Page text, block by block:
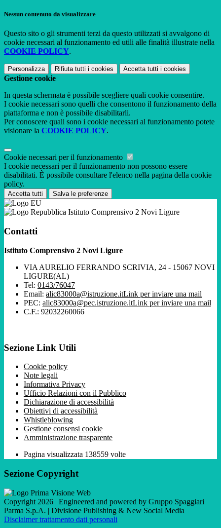
Nessun contenuto da visualizzare
Questo sito o gli strumenti terzi da questo utilizzati si avvalgono di
cookie necessari al funzionamento ed utili alle finalità illustrate nella
COOKIE POLICY.
Personalizza Rifiuta tutti i cookies Accetta tutti i cookies
Gestione cookie
In questa schermata è possibile scegliere quali cookie consentire.
I cookie necessari sono quelli che consentono il funzionamento della
piattaforma e non è possibile disabilitarli.
Per conoscere quali sono i cookie necessari al funzionamento potete
visionare la COOKIE POLICY.
Cookie necessari per il funzionamento
I cookie necessari per il funzionamento non possono essere
disabilitati. È possibile consultare l'elenco nella pagina della cookie
policy.
Accetta tutti Salva le preferenze
Istituto Comprensivo 2 Novi Ligure
Contatti
Istituto Comprensivo 2 Novi Ligure
VIA AURELIO FERRANDO SCRIVIA, 24 - 15067 NOVI
LIGURE(AL)
Tel: 0143/76047
Email: alic83000a@istruzione.itLink per inviare una mail
PEC: alic83000a@pec.istruzione.itLink per inviare una mail
C.F.: 92032260066
Sezione Link Utili
Cookie policy
Note legali
Informativa Privacy
Ufficio Relazioni con il Pubblico
Dichiarazione di accessibilità
Obiettivi di accessibilità
Whistleblowing
Gestione consensi cookie
Amministrazione trasparente
Pagina visualizzata 138559 volte
Sezione Copyright
Copyright 2026 | Engineered and powered by Gruppo Spaggiari
Parma S.p.A. | Divisione Publishing & New Social Media
Disclaimer trattamento dati personali